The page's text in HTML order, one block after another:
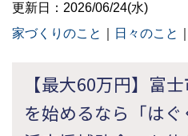
更新日：2026/06/24(水)
家づくりのこと
日々のこと
【最大60万円】富
を始めるなら「はぐ